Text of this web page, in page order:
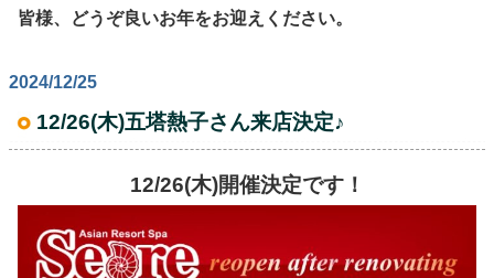
皆様、どうぞ良いお年をお迎えください。
2024/12/25
12/26(木)五塔熱子さん来店決定♪
12/26(木)開催決定です！